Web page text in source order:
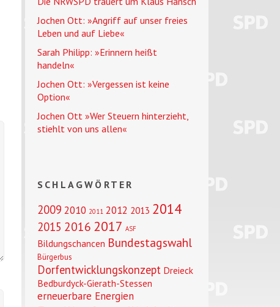
Jochen Ott: »Angriff auf unser freies
Leben und auf Liebe«
Sarah Philipp: »Erinnern heißt
handeln«
Jochen Ott: »Vergessen ist keine
Option«
Jochen Ott »Wer Steuern hinterzieht,
stiehlt von uns allen«
SCHLAGWÖRTER
2009 2010 2011 2012 2013 2014
2015 2016 2017 ASF
Bildungschancen Bundestagswahl
Bürgerbus
Dorfentwicklungskonzept Dreieck
Bedburdyck-Gierath-Stessen
erneuerbare Energien